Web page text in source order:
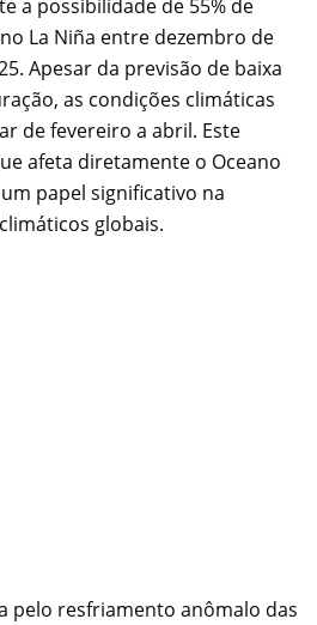
a possibilidade de 55% de
La Niña entre dezembro de
Apesar da previsão de baixa
as condições climáticas
de fevereiro a abril. Este
afeta diretamente o Oceano
papel significativo na
globais.
pelo resfriamento anômalo das